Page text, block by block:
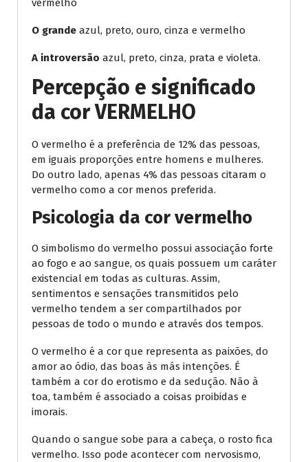
vermelho
O grande azul, preto, ouro, cinza e vermelho
A introversão azul, preto, cinza, prata e violeta.
Percepção e significado
da cor VERMELHO
O vermelho é a preferência de 12% das pessoas,
em iguais proporções entre homens e mulheres.
Do outro lado, apenas 4% das pessoas citaram o
vermelho como a cor menos preferida.
Psicologia da cor vermelho
O simbolismo do vermelho possui associação forte
ao fogo e ao sangue, os quais possuem um caráter
existencial em todas as culturas. Assim,
sentimentos e sensações transmitidos pelo
vermelho tendem a ser compartilhados por
pessoas de todo o mundo e através dos tempos.
O vermelho é a cor que representa as paixões, do
amor ao ódio, das boas às más intenções. É
também a cor do erotismo e da sedução. Não à
toa, também é associado a coisas proibidas e
imorais.
Quando o sangue sobe para a cabeça, o rosto fica
vermelho. Isso pode acontecer com nervosismo,